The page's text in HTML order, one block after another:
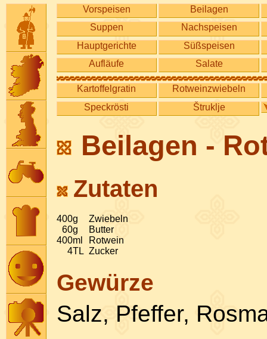
Vorspeisen
Beilagen
Suppen
Nachspeisen
Hauptgerichte
Süßspeisen
Aufläufe
Salate
Kartoffelgratin
Rotweinzwiebeln
Speckrösti
Štruklje
Beilagen -
Zutaten
400g
Zwiebeln
60g
Butter
400ml
Rotwein
4TL Zucker
Gewürze
Salz, Pfeffer,